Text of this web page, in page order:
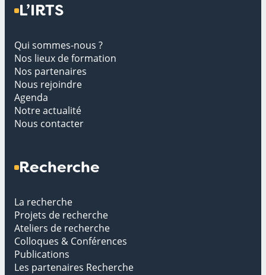
L’IRTS
Qui sommes-nous ?
Nos lieux de formation
Nos partenaires
Nous rejoindre
Agenda
Notre actualité
Nous contacter
Recherche
La recherche
Projets de recherche
Ateliers de recherche
Colloques & Conférences
Publications
Les partenaires Recherche